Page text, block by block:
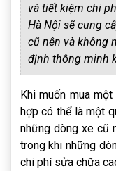
và tiết kiệm chi
Hà Nội sẽ cung
cũ nên và không
định thông minh
Khi muốn mua
hợp có thể là một
những dòng xe cũ
trong khi những
chi phí sửa chữa